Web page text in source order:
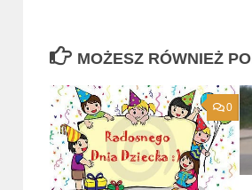
MOŻESZ RÓWNIEŻ
0